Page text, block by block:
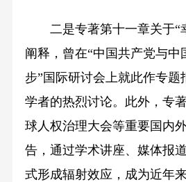
二是专著第十一章关于“
阐释，曾在“中国共产党与中
步”国际研讨会上就此作专题
学者的热烈讨论。此外，专
球人权治理大会等重要国内
告，通过学术讲座、媒体报
式形成辐射效应，成为近年